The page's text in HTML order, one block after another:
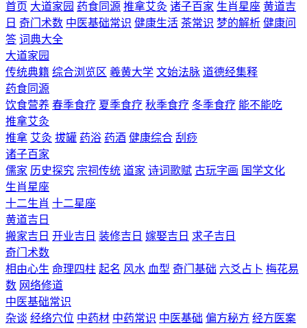
首页 大道家园 药食同源 推拿艾灸 诸子百家 生肖星座 黄道吉
日 奇门术数 中医基础常识 健康生活 茶常识 梦的解析 健康问
答 词典大全
大道家园
传统典籍 综合浏览区 羲黄大学 文始法脉 道德经集释
药食同源
饮食营养 春季食疗 夏季食疗 秋季食疗 冬季食疗 能不能吃
推拿艾灸
推拿 艾灸 拔罐 药浴 药酒 健康综合 刮痧
诸子百家
儒家 历史探究 宗祠传统 道家 诗词歌赋 古玩字画 国学文化
生肖星座
十二生肖 十二星座
黄道吉日
搬家吉日 开业吉日 装修吉日 嫁娶吉日 求子吉日
奇门术数
相由心生 命理四柱 起名 风水 血型 奇门基础 六爻占卜 梅花易
数 网络修道
中医基础常识
杂谈 经络穴位 中药材 中药常识 中医基础 偏方秘方 经方医案